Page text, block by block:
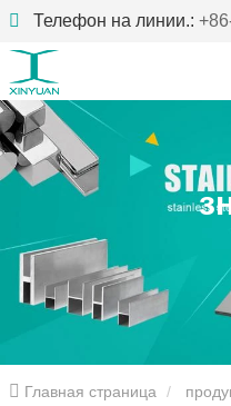
Телефон на линии.:
Главная страница